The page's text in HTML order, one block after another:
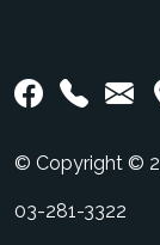
© Copyright ©
03-281-3322